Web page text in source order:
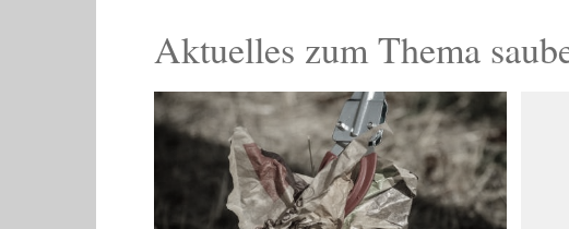
Aktuelles zum Thema